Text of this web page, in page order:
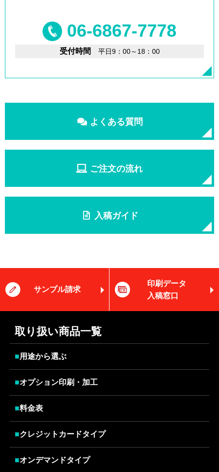
06-6867-7778
受付時間 平日9：00～18：00
よくある質問
ご注文の流れ
入稿ガイド
サンプル請求
印刷データ
入稿窓口
取り扱い商品一覧
■用途から選ぶ
■オプション印刷・加工
■料金表
■クレジットカードタイプ
■オンデマンドタイプ